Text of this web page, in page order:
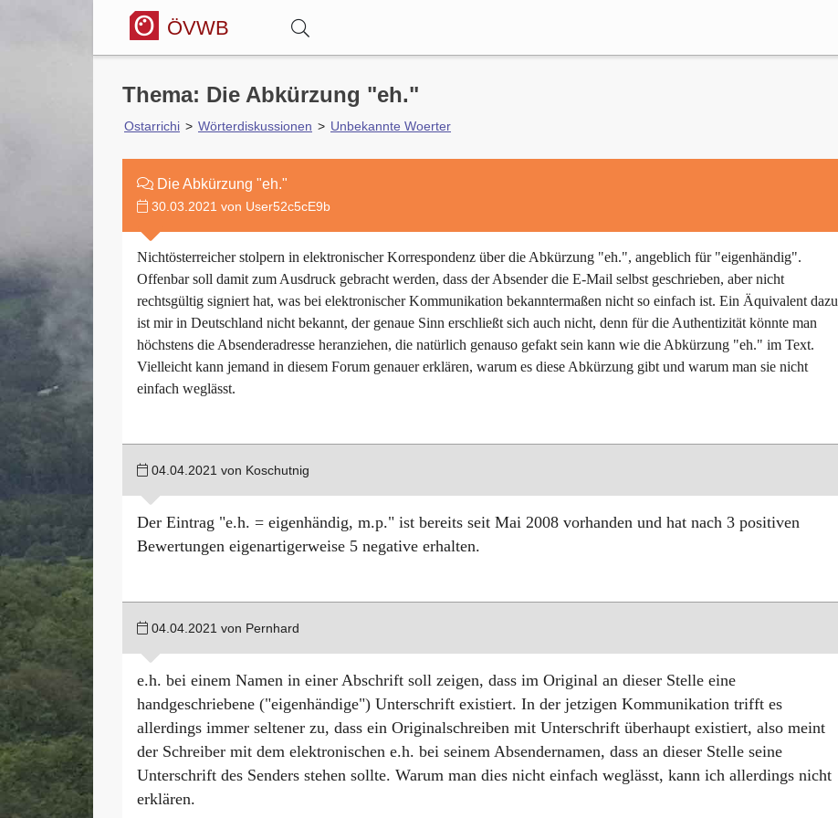
ÖVWB
Anmelden
Hitparade
Forum
Blog
Thema: Die Abkürzung "eh."
Ostarrichi > Wörterdiskussionen > Unbekannte Woerter
Die Abkürzung "eh."
30.03.2021 von User52c5cE9b
Nichtösterreicher stolpern in elektronischer Korrespondenz über die Abkürzung "eh.", angeblich für "eigenhändig".
Offenbar soll damit zum Ausdruck gebracht werden, dass der Absender die E-Mail selbst geschrieben, aber nicht
rechtsgültig signiert hat, was bei elektronischer Kommunikation bekanntermaßen nicht so einfach ist. Ein Äquivalent dazu
ist mir in Deutschland nicht bekannt, der genaue Sinn erschließt sich auch nicht, denn für die Authentizität könnte man
höchstens die Absenderadresse heranziehen, die natürlich genauso gefakt sein kann wie die Abkürzung "eh." im Text.
Vielleicht kann jemand in diesem Forum genauer erklären, warum es diese Abkürzung gibt und warum man sie nicht
einfach weglässt.
04.04.2021 von Koschutnig
Der Eintrag "e.h. = eigenhändig, m.p." ist bereits seit Mai 2008 vorhanden und hat nach 3 positiven
Bewertungen eigenartigerweise 5 negative erhalten.
04.04.2021 von Pernhard
e.h. bei einem Namen in einer Abschrift soll zeigen, dass im Original an dieser Stelle eine
handgeschriebene ("eigenhändige") Unterschrift existiert. In der jetzigen Kommunikation trifft es
allerdings immer seltener zu, dass ein Originalschreiben mit Unterschrift überhaupt existiert, also meint
der Schreiber mit dem elektronischen e.h. bei seinem Absendernamen, dass an dieser Stelle seine
Unterschrift des Senders stehen sollte. Warum man dies nicht einfach weglässt, kann ich allerdings nicht
erklären.